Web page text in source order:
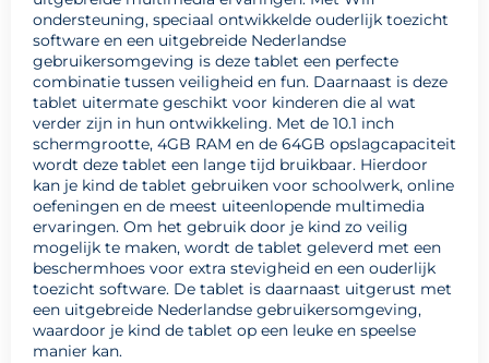
ondersteuning, speciaal ontwikkelde ouderlijk toezicht
software en een uitgebreide Nederlandse
gebruikersomgeving is deze tablet een perfecte
combinatie tussen veiligheid en fun. Daarnaast is deze
tablet uitermate geschikt voor kinderen die al wat
verder zijn in hun ontwikkeling. Met de 10.1 inch
schermgrootte, 4GB RAM en de 64GB opslagcapaciteit
wordt deze tablet een lange tijd bruikbaar. Hierdoor
kan je kind de tablet gebruiken voor schoolwerk, online
oefeningen en de meest uiteenlopende multimedia
ervaringen. Om het gebruik door je kind zo veilig
mogelijk te maken, wordt de tablet geleverd met een
beschermhoes voor extra stevigheid en een ouderlijk
toezicht software. De tablet is daarnaast uitgerust met
een uitgebreide Nederlandse gebruikersomgeving,
waardoor je kind de tablet op een leuke en speelse
manier kan.